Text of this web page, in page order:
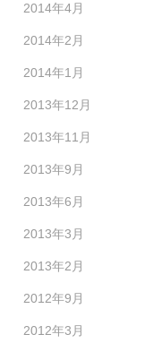
2014年4月
2014年2月
2014年1月
2013年12月
2013年11月
2013年9月
2013年6月
2013年3月
2013年2月
2012年9月
2012年3月